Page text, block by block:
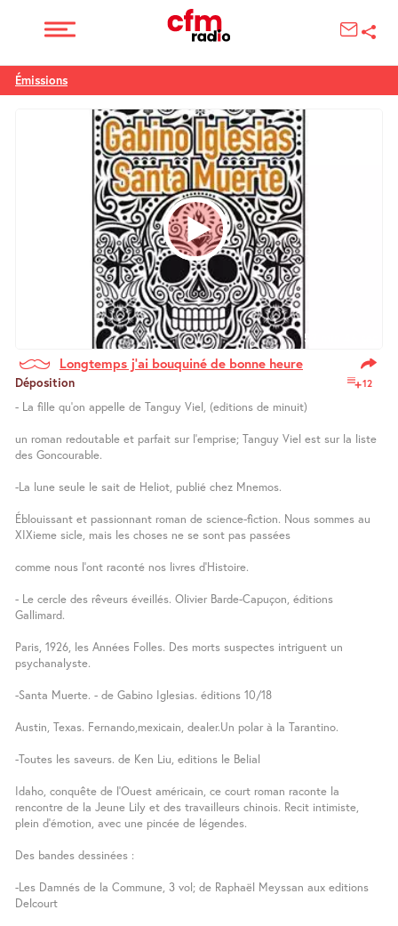
Émissions
52 min 46 sec
Longtemps j’ai bouquiné de bonne heure
12
Déposition
- La fille qu’on appelle de Tanguy Viel, (editions de minuit)
un roman redoutable et parfait sur l’emprise; Tanguy Viel est sur la liste
des Goncourable.
-La lune seule le sait de Heliot, publié chez Mnemos.
Éblouissant et passionnant roman de science-fiction. Nous sommes au
XIXieme sicle, mais les choses ne se sont pas passées
comme nous l’ont raconté nos livres d’Histoire.
- Le cercle des rêveurs éveillés. Olivier Barde-Capuçon, éditions
Gallimard.
Paris, 1926, les Années Folles. Des morts suspectes intriguent un
psychanalyste.
-Santa Muerte. - de Gabino Iglesias. éditions 10/18
Austin, Texas. Fernando,mexicain, dealer.Un polar à la Tarantino.
-Toutes les saveurs. de Ken Liu, editions le Belial
Idaho, conquête de l’Ouest américain, ce court roman raconte la
rencontre de la Jeune Lily et des travailleurs chinois. Recit intimiste,
plein d’émotion, avec une pincée de légendes.
Des bandes dessinées :
-Les Damnés de la Commune, 3 vol; de Raphaël Meyssan aux editions
Delcourt